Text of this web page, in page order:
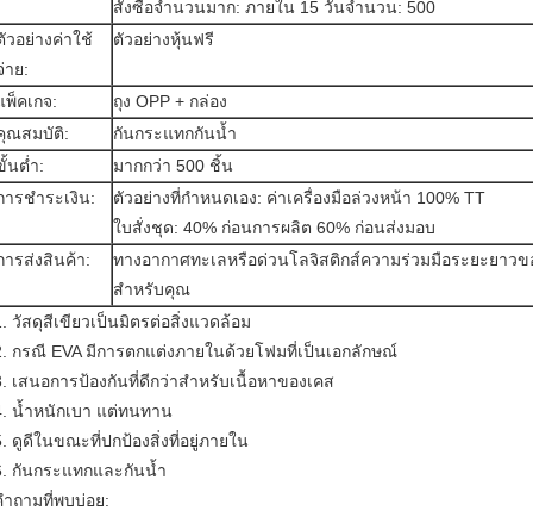
สั่งซื้อจำนวนมาก: ภายใน 15 วันจำนวน: 500
วอย่างค่าใช้
าย:
ตัวอย่างหุ้นฟรี
พ็คเกจ:
ถุง OPP + กล่อง
ณสมบัติ:
กันกระแทกกันน้ำ
นต่ำ:
มากกว่า 500 ชิ้น
ารชำระเงิน:
ตัวอย่างที่กำหนดเอง: ค่าเครื่องมือล่วงหน้า 100% TT
ใบสั่งชุด: 40% ก่อนการผลิต 60% ก่อนส่งมอบ
ารส่งสินค้า:
ทางอากาศทะเลหรือด่วนโลจิสติกส์ความร่วมมือระยะยาว
สำหรับคุณ
วัสดุสีเขียวเป็นมิตรต่อสิ่งแวดล้อม
กรณี EVA มีการตกแต่งภายในด้วยโฟมที่เป็นเอกลักษณ์
เสนอการป้องกันที่ดีกว่าสำหรับเนื้อหาของเคส
น้ำหนักเบา แต่ทนทาน
ดูดีในขณะที่ปกป้องสิ่งที่อยู่ภายใน
กันกระแทกและกันน้ำ
ำถามที่พบบ่อย: